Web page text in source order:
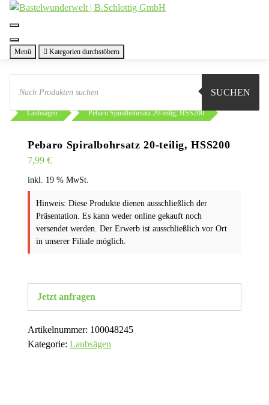
Zum
Menü Kategorien durchstöbern
Products
search
SUCHEN
Sie sind hier: Shop
Werkzeug
Laubsägen
Pebaro Spiralbohrsatz 20-teilig, HSS200
Pebaro Spiralbohrsatz 20-teilig, HSS200
7,99 €
inkl. 19 % MwSt.
Hinweis: Diese Produkte dienen ausschließlich der
Präsentation. Es kann weder online gekauft noch
versendet werden. Der Erwerb ist ausschließlich vor Ort
in unserer Filiale möglich.
Jetzt anfragen
Artikelnummer: 100048245
Kategorie: Laubsägen